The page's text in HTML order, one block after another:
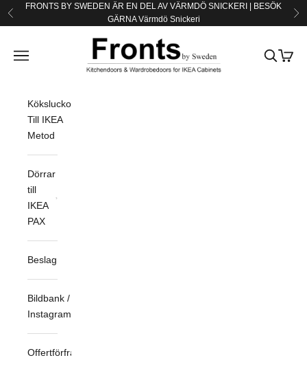
Hoppa till innehållet
Föregående
FRONTS BY SWEDEN ÄR EN DEL AV VÄRMDÖ SNICKERI | BESÖK
GÄRNAVärmdö Snickeri
Fronts by Sweden
Öppna navigeringsmenyn
Öppna
Köksluckor
Till IKEA
Metod
Dörrar
till
IKEA
PAX
Beslag
Bildbank /
Instagram
Offertförfrågan